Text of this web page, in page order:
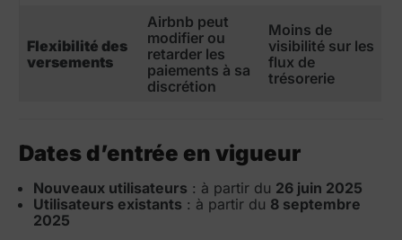
Flexibilité des
versements
Airbnb peut
modifier ou
retarder les
paiements à sa
discrétion
Moins de
visibilité sur les
flux de
trésorerie
Dates d’entrée en vigueur
Nouveaux utilisateurs : à partir du 26 juin 2025
Utilisateurs existants : à partir du 8 septembre
2025